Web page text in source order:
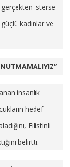
isterse
kadınlar ve
insanlık
hedef
Filistinli
belirtti.